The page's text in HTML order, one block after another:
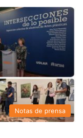
Notas de prensa